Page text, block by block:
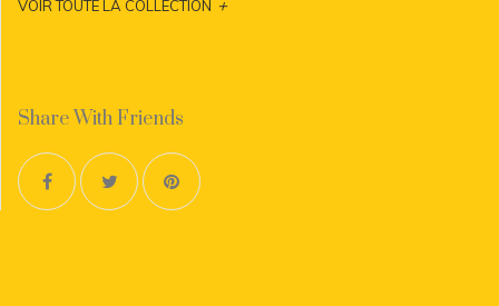
VOIR TOUTE LA COLLECTION +
Share With Friends